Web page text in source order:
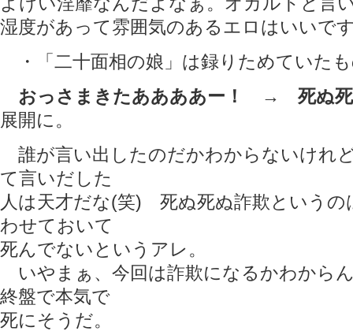
湿度があって雰囲気のあるエロはいいで
・「二十面相の娘」は録りためていた
おっさまきたああああー！ → 死ぬ死
展開に。
誰が言い出したのだかわからないけれ
て言いだした
人は天才だな(笑) 死ぬ死ぬ詐欺というの
わせておいて
死んでないというアレ。
いやまぁ、今回は詐欺になるかわから
終盤で本気で
死にそうだ。